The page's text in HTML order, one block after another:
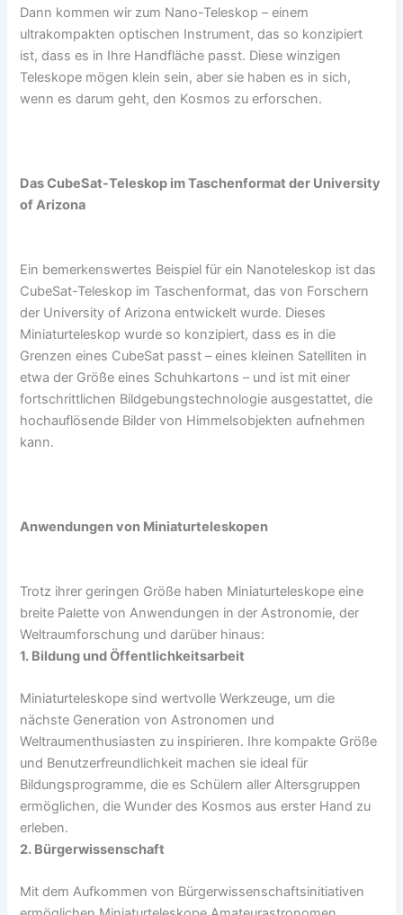
Dann kommen wir zum Nano-Teleskop – einem
ultrakompakten optischen Instrument, das so konzipiert
ist, dass es in Ihre Handfläche passt. Diese winzigen
Teleskope mögen klein sein, aber sie haben es in sich,
wenn es darum geht, den Kosmos zu erforschen.
Das CubeSat-Teleskop im Taschenformat der University
of Arizona
Ein bemerkenswertes Beispiel für ein Nanoteleskop ist das
CubeSat-Teleskop im Taschenformat, das von Forschern
der University of Arizona entwickelt wurde. Dieses
Miniaturteleskop wurde so konzipiert, dass es in die
Grenzen eines CubeSat passt – eines kleinen Satelliten in
etwa der Größe eines Schuhkartons – und ist mit einer
fortschrittlichen Bildgebungstechnologie ausgestattet, die
hochauflösende Bilder von Himmelsobjekten aufnehmen
kann.
Anwendungen von Miniaturteleskopen
Trotz ihrer geringen Größe haben Miniaturteleskope eine
breite Palette von Anwendungen in der Astronomie, der
Weltraumforschung und darüber hinaus:
1. Bildung und Öffentlichkeitsarbeit
Miniaturteleskope sind wertvolle Werkzeuge, um die
nächste Generation von Astronomen und
Weltraumenthusiasten zu inspirieren. Ihre kompakte Größe
und Benutzerfreundlichkeit machen sie ideal für
Bildungsprogramme, die es Schülern aller Altersgruppen
ermöglichen, die Wunder des Kosmos aus erster Hand zu
erleben.
2. Bürgerwissenschaft
Mit dem Aufkommen von Bürgerwissenschaftsinitiativen